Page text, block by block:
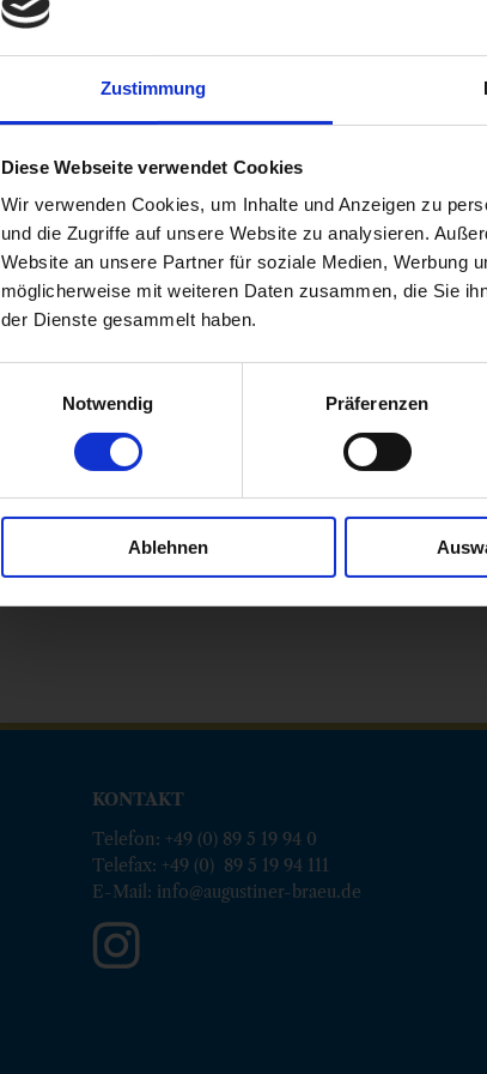
Zustimmung
Diese Webseite verwendet Cookies
Wir verwenden Cookies, um Inhalte und Anzeigen zu
und die Zugriffe auf unsere Website zu analysieren.
Website an unsere Partner für soziale Medien, Werbung
möglicherweise mit weiteren Daten zusammen, die Sie
der Dienste gesammelt haben.
Notwendig
Präferenzen
Ablehnen
Diese
Are you
Hai più di
Queste
KONTAKT
Telefon: +49 (0) 89 5 19 94 0
Telefax: +49 (0) 89 5 19 94 111
E-Mail: info@augustiner-braeu.de